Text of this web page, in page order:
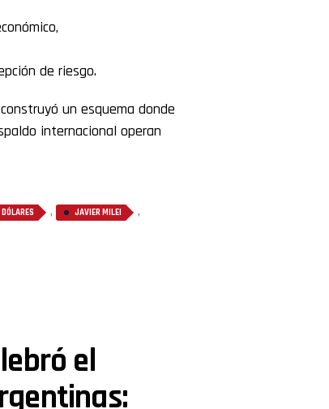
de riesgo.
un esquema donde
internacional operan
DÓLARES , JAVIER MILEI ,
el